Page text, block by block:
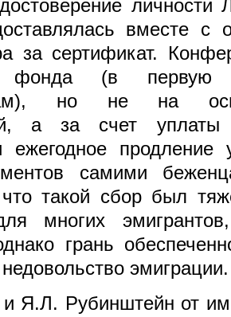
личности
вместе с
за сертификат.
фонда (в
но не на
а за счет
ежегодное продление
самими
что такой сбор был
многих
грань
эмиграции.
Я.Л. Рубинштейн от